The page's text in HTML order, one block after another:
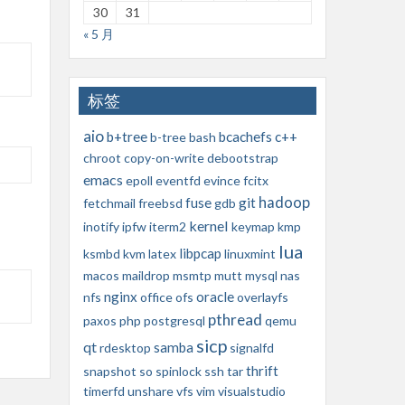
30
31
« 5 月
标签
aiob+treeb-treebash bcachefs c++
chroot copy-on-writedebootstrap
emacs epoll eventfd evincefcitx
fetchmail freebsd fuse gdb git hadoop
inotifyipfwiterm2 kernel keymap kmp
ksmbd kvm latex libpcap linuxmint lua
macos maildrop msmtp mutt mysql nas
nfs nginx officeofs oracleoverlayfs
paxos php postgresql pthread qemu
qtrdesktop samba sicp signalfd
snapshot so spinlock ssh tarthrift
timerfd unsharevfs vim visualstudio